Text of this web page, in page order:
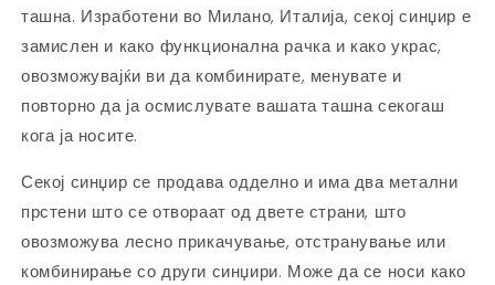
ташна. Изработени во Милано, Италија, секој синџир е
замислен и како функционална рачка и како украс,
овозможувајќи ви да комбинирате, менувате и
повторно да ја осмислувате вашата ташна секогаш
кога ја носите.
Секој синџир се продава одделно и има два метални
прстени што се отвораат од двете страни, што
овозможува лесно прикачување, отстранување или
комбинирање со други синџири. Може да се носи како